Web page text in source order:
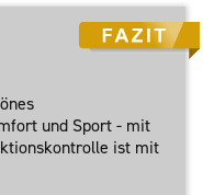
und Sport - mit
ist mit